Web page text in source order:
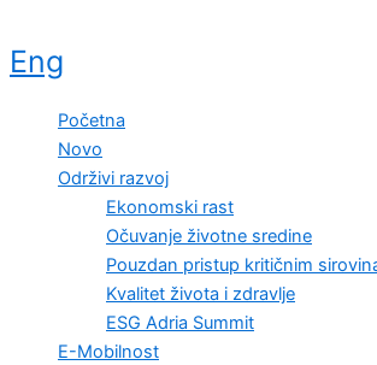
Eng
Početna
Novo
Održivi razvoj
Ekonomski rast
Očuvanje životne sredine
Pouzdan pristup kritičnim
Kvalitet života i zdravlje
ESG Adria Summit
E-Mobilnost